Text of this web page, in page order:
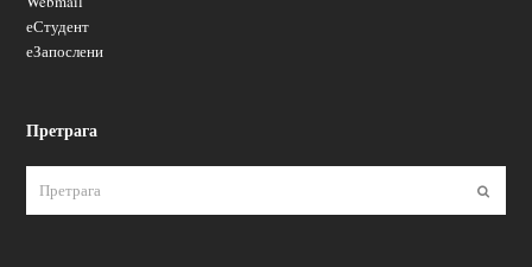
еСтудент
еЗапослени
Претрага